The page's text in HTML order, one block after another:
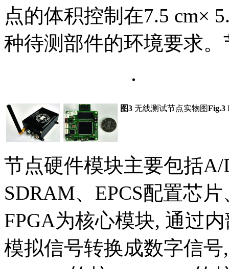
点的体积控制在7.5 cm×
种待测部件的环境要求
图3 无线测试节点实物图Fig.3
节点硬件模块主要包括
SDRAM、EPCS配置芯
FPGA为核心模块, 通过
模拟信号转换成数字信